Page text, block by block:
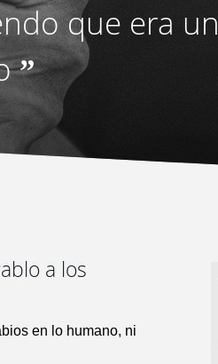
que era un
”
a los
en lo humano, ni